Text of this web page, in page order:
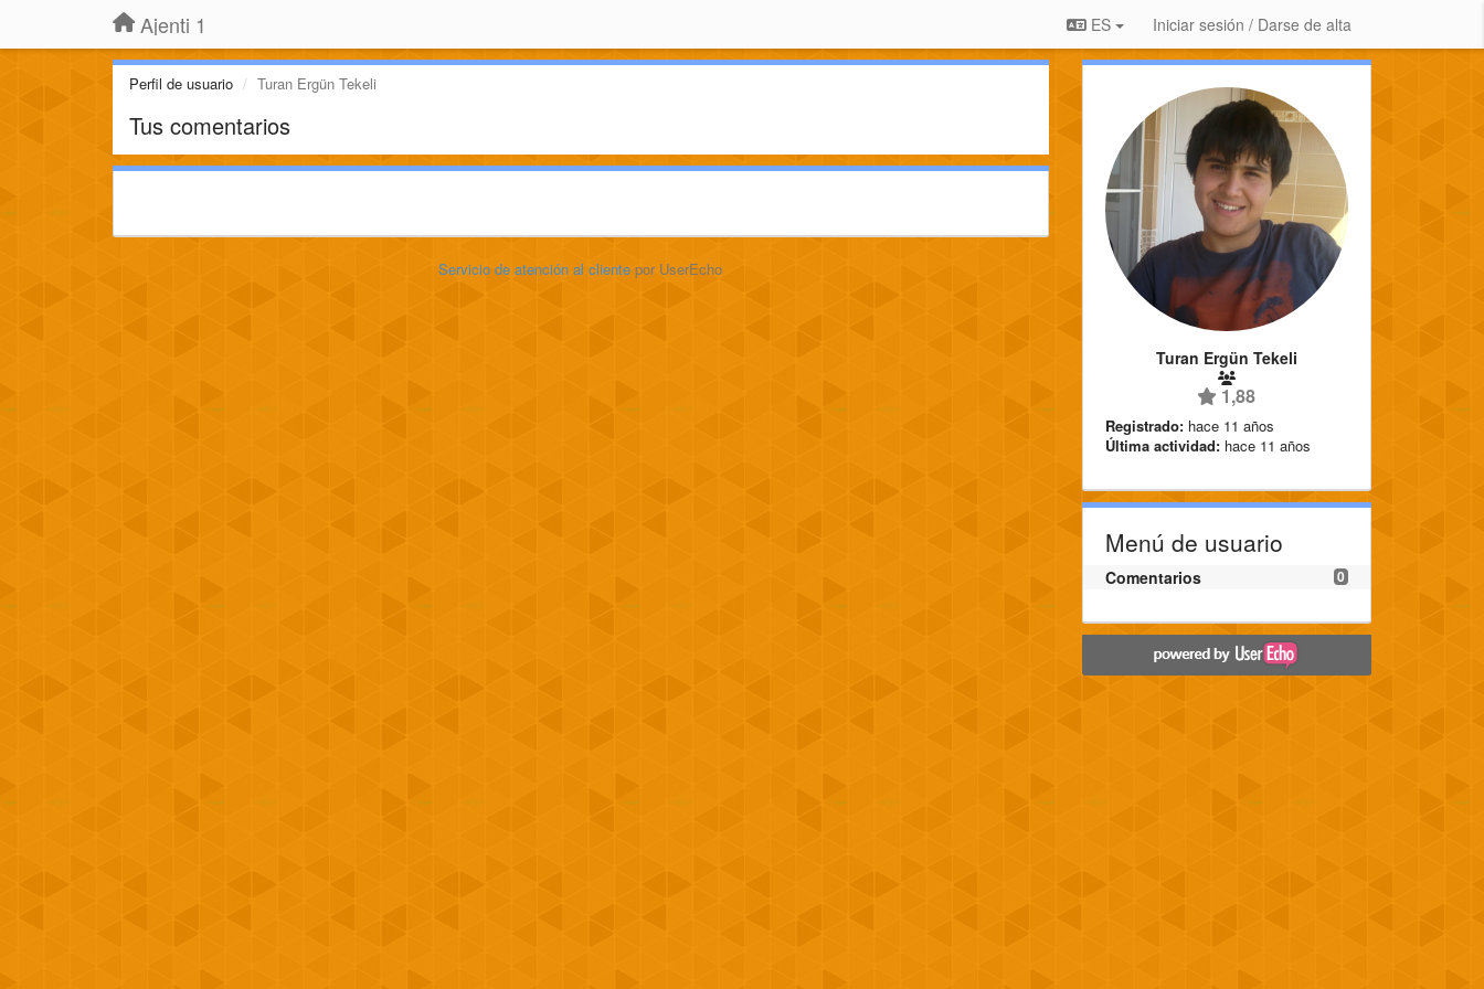
Ajenti 1 ES Iniciar sesión / Darse de alta
Perfil de usuario Turan Ergün Tekeli
Tus comentarios
Servicio de atención al clientepor UserEcho
Turan Ergün Tekeli
1,88
Registrado: hace 11 años
Última actividad: hace 11 años
Menú de usuario
0
Comentarios